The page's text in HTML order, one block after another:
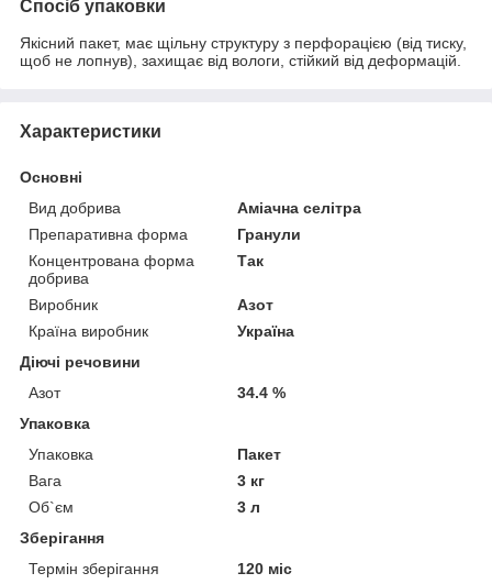
Спосіб упаковки
Якісний пакет, має щільну структуру з перфорацією (від тиску,
щоб не лопнув), захищає від вологи, стійкий від деформацій.
Характеристики
Основні
Вид добрива
Аміачна селітра
Препаративна форма
Гранули
Концентрована форма
добрива
Так
Виробник
Азот
Країна виробник
Україна
Діючі речовини
Азот
34.4 %
Упаковка
Упаковка
Пакет
Вага
3 кг
Об`єм
3 л
Зберігання
Термін зберігання
120 міс